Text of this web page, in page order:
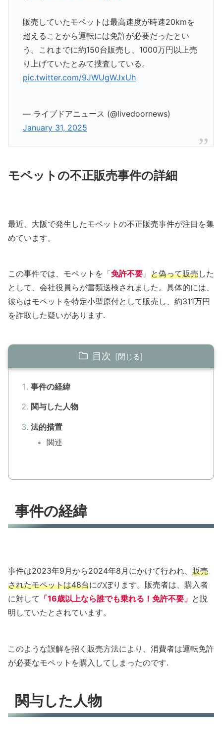
販売していたモペットは最高速度が時速20kmを
超えることから運転には免許が必要だったとい
う。これまでに約150台販売し、1000万円以上売
り上げていたとみて捜査している。
pic.twitter.com/9JWUgWJxUh
— ライブドアニュース (@livedoornews)
January 31, 2025
モペットの不正販売事件の詳細
最近、大阪で発生したモペットの不正販売事件が注目を集
めています。
この事件では、モペットを「免許不要 」 と偽って販売した
として、会社役員らが書類送検されました。具体的には、
彼らはモペットを特定小型原付として販売し、約311万円
を詐取した疑いがあります.
目次
事件の経緯
関与した人物
法的措置
関連
事件の経緯
事件は2023年9月から2024年8月にかけて行われ、 販売
されたモペットは48台にのぼります。販売者は、購入者
に対して 「16歳以上なら誰でも乗れる！免許不要」 と説
明していたとされています。
このような誤解を招く販売方法により、消費者は運転免許
が必要なモペットを購入してしまったのです.
関与した人物